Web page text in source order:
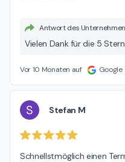
Antwort des
Vielen Dank für die 5
Vor 10 Monaten auf Google
S Stefan M
Schnellstmöglich einen